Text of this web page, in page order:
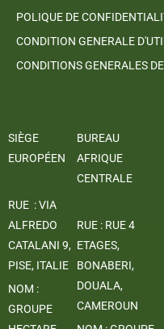
POLIQUE DE
CONDITION GENERALE
CONDITIONS GENERALES
SIÈGE
EUROPÉEN
RUE : VIA
ALFREDO
CATALANI 9,
PISE, ITALIE
NOM :
GROUPE
BUREAU
AFRIQUE
CENTRALE
RUE : RUE 4
ETAGES,
BONABERI,
DOUALA,
CAMEROUN